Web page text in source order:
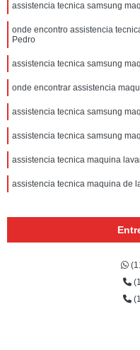
assistencia tecnica samsung
onde encontro assistencia
Pedro
assistencia tecnica samsung
onde encontrar assistencia
assistencia tecnica samsung
assistencia tecnica samsung
assistencia tecnica maquina
assistencia tecnica maquina de